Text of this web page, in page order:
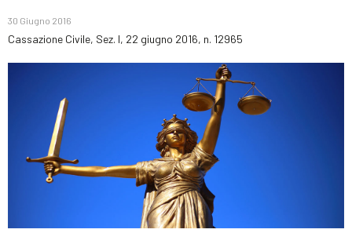
30 Giugno 2016
Cassazione Civile, Sez. I, 22 giugno 2016, n. 12965